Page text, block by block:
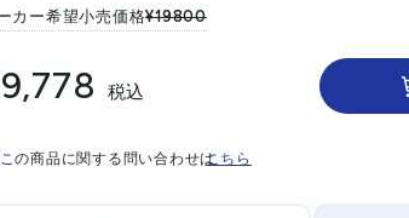
カー希望小売価格¥19800
税込
この商品に関する問い合わせはこちら